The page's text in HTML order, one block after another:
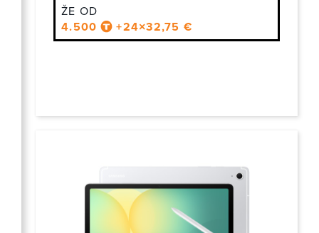
ŽE OD
4.500
+24×32,75 €